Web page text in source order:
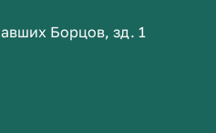
Борцов, зд. 1